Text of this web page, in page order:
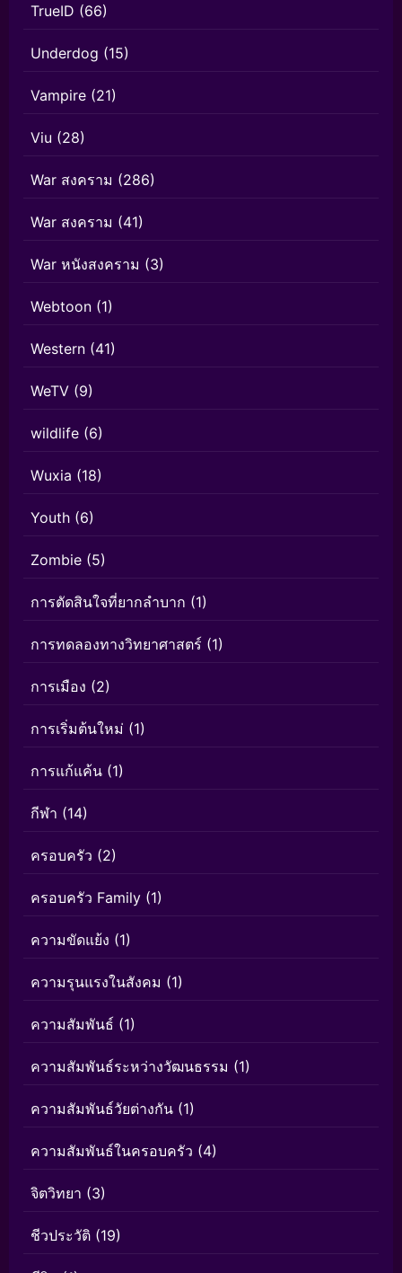
TrueID (66)
Underdog (15)
Vampire (21)
Viu (28)
War สงคราม (286)
War สงคราม (41)
War หนังสงคราม (3)
Webtoon (1)
Western (41)
WeTV (9)
wildlife (6)
Wuxia (18)
Youth (6)
Zombie (5)
การตัดสินใจที่ยากลำบาก (1)
การทดลองทางวิทยาศาสตร์ (1)
การเมือง (2)
การเริ่มต้นใหม่ (1)
การแก้แค้น (1)
กีฬา (14)
ครอบครัว (2)
ครอบครัว Family (1)
ความขัดแย้ง (1)
ความรุนแรงในสังคม (1)
ความสัมพันธ์ (1)
ความสัมพันธ์ระหว่างวัฒนธรรม (1)
ความสัมพันธ์วัยต่างกัน (1)
ความสัมพันธ์ในครอบครัว (4)
จิตวิทยา (3)
ชีวประวัติ (19)